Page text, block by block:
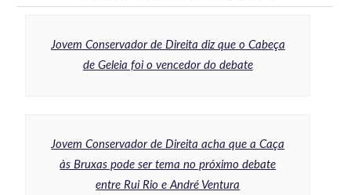
Jovem Conservador de Direita diz que o Cabeça
de Geleia foi o vencedor do debate
Jovem Conservador de Direita acha que a Caça
às Bruxas pode ser tema no próximo debate
entre Rui Rio e André Ventura